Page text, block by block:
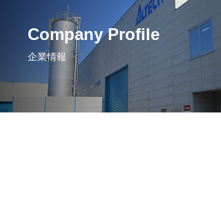
Company Profile
企業情報